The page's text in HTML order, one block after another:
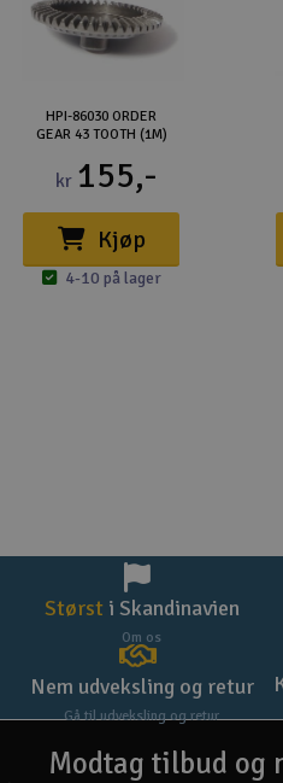
HPI-86030 ORDER
GEAR 43 TOOTH (1M)
kr 155,-
Kjøp
4-10 på lager
Størst i Skandinavien
Om os
Nem udveksling og retur
Gå til udveksling og retur
Modtag tilbud og